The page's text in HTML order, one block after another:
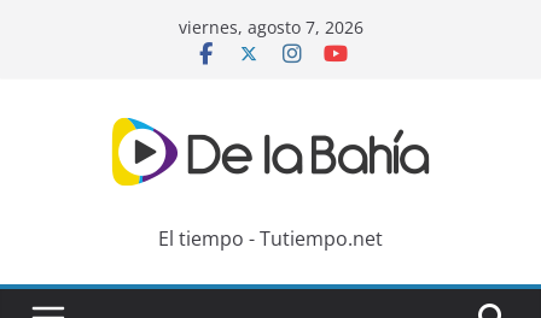
viernes, agosto 7, 2026
El tiempo - Tutiempo.net